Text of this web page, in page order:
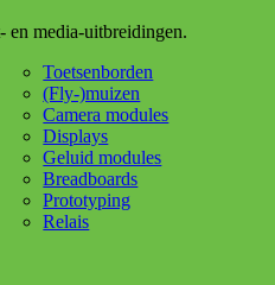
en media-uitbreidingen.
Toetsenborden
(Fly-)muizen
Camera modules
Displays
Geluid modules
Breadboards
Prototyping
Relais